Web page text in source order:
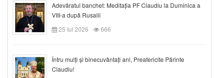
Adevăratul banchet: Meditația PF Claudiu la Duminica a
VIII-a după Rusalii
25 Iul 2026
666
Întru mulți și binecuvântați ani, Preafericite Părinte
Claudiu!